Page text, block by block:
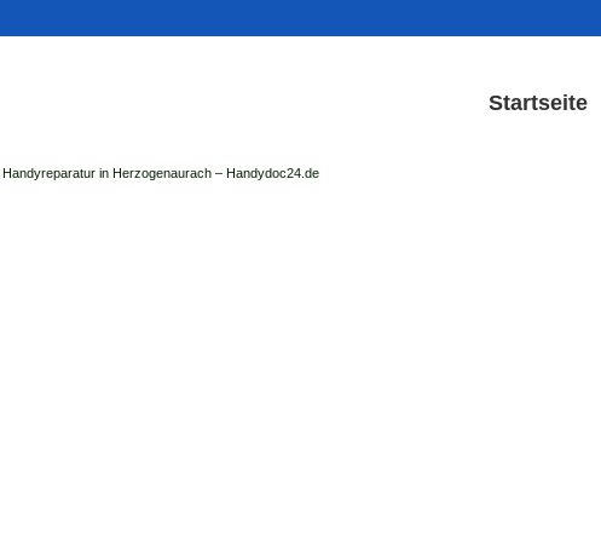
Startseite
Handyreparatur in Herzogenaurach – Handydoc24.de